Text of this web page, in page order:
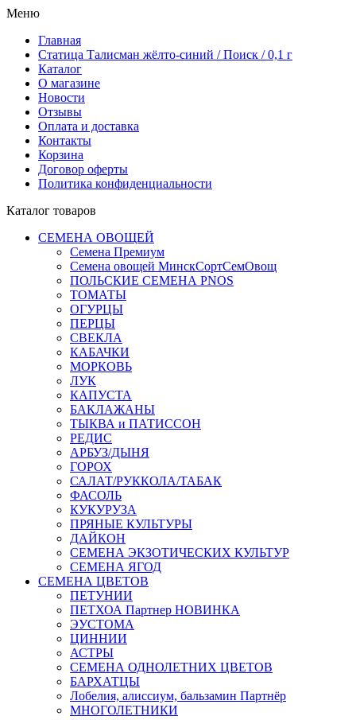
Меню
Главная
Статица Талисман жёлто-синий / Поиск / 0,1 г
Каталог
О магазине
Новости
Отзывы
Оплата и доставка
Контакты
Корзина
Договор оферты
Политика конфиденциальности
Каталог товаров
СЕМЕНА ОВОЩЕЙ
Семена Премиум
Семена овощей МинскСортСемОвощ
ПОЛЬСКИЕ СЕМЕНА PNOS
ТОМАТЫ
ОГУРЦЫ
ПЕРЦЫ
СВЕКЛА
КАБАЧКИ
МОРКОВЬ
ЛУК
КАПУСТА
БАКЛАЖАНЫ
ТЫКВА и ПАТИССОН
РЕДИС
АРБУЗ/ДЫНЯ
ГОРОХ
САЛАТ/РУККОЛА/ТАБАК
ФАСОЛЬ
КУКУРУЗА
ПРЯНЫЕ КУЛЬТУРЫ
ДАЙКОН
СЕМЕНА ЭКЗОТИЧЕСКИХ КУЛЬТУР
СЕМЕНА ЯГОД
СЕМЕНА ЦВЕТОВ
ПЕТУНИИ
ПЕТХОА Партнер НОВИНКА
ЭУСТОМА
ЦИННИИ
АСТРЫ
СЕМЕНА ОДНОЛЕТНИХ ЦВЕТОВ
БАРХАТЦЫ
Лобелия, алиссиум, бальзамин Партнёр
МНОГОЛЕТНИКИ